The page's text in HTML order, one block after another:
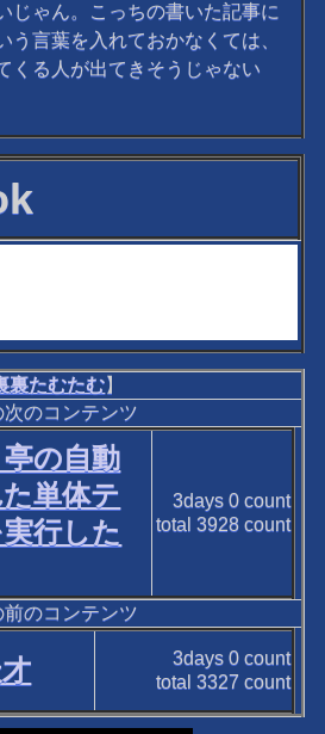
じゃん。こっちの書いた記事に
う言葉を入れておかなくては、
くる人が出てきそうじゃない
裏たむたむ】
次のコンテンツ
の自動
単体テ
行した
3days 0count
total 3928count
前のコンテンツ
3days 0count
total 3327 count